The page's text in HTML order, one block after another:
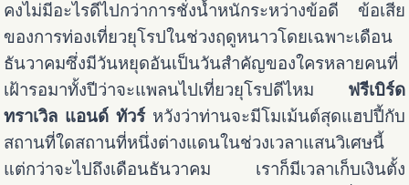
คงไม่มีอะไรดีไปกว่าการชั่งน้ำหนักระหว่างข้อดี ข้อเสีย
ของการท่องเที่ยวยุโรปในช่วงฤดูหนาวโดยเฉพาะเดือน
ธันวาคมซึ่งมีวันหยุดอันเป็นวันสำคัญของใครหลายคนที่
เฝ้ารอมาทั้งปีว่าจะแพลนไปเที่ยวยุโรปดีไหม ฟรีเบิร์ด
ทราเวิล แอนด์ ทัวร์หวังว่าท่านจะมีโมเม้นต์สุดแฮปปี้กับ
สถานที่ใดสถานที่หนึ่งต่างแดนในช่วงเวลาแสนวิเศษนี้
แต่กว่าจะไปถึงเดือนธันวาคม เราก็มีเวลาเก็บเงินตั้ง